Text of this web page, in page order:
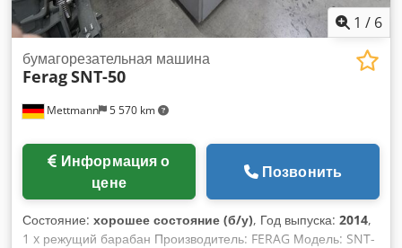
1 / 6
Mettmann 5 570 km
бумагорезательная машина
FeragSNT-50
цене
Позвонить
Состояние: хорошее состояние (б/у), Год выпуска: 2014,
1 x режущий барабан Производитель: FERAG Модель: SNT-